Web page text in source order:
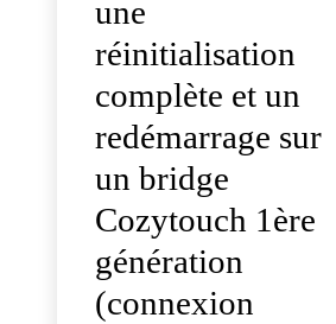
une
réinitialisation
complète et un
redémarrage sur
un bridge
Cozytouch 1ère
génération
(connexion